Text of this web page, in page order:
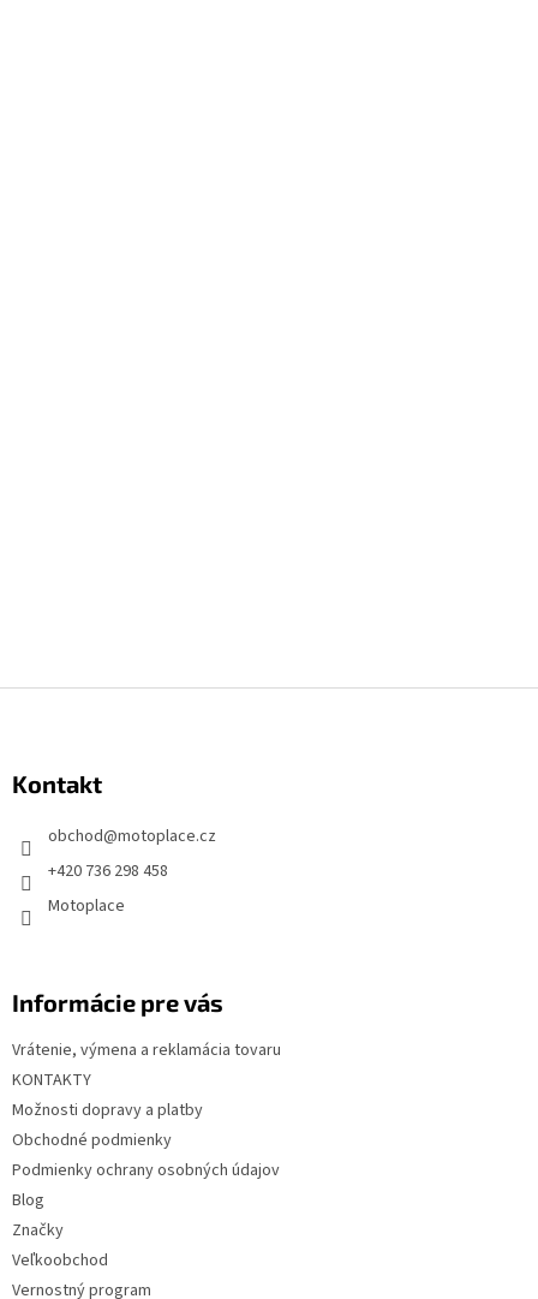
äKontakt
obchod@motoplace.cz
+420 736 298 458
Motoplace
Informácie pre vás
Vrátenie, výmena a reklamácia tovaru
KONTAKTY
Možnosti dopravy a platby
Obchodné podmienky
Podmienky ochrany osobných údajov
Blog
Značky
Veľkoobchod
Vernostný program